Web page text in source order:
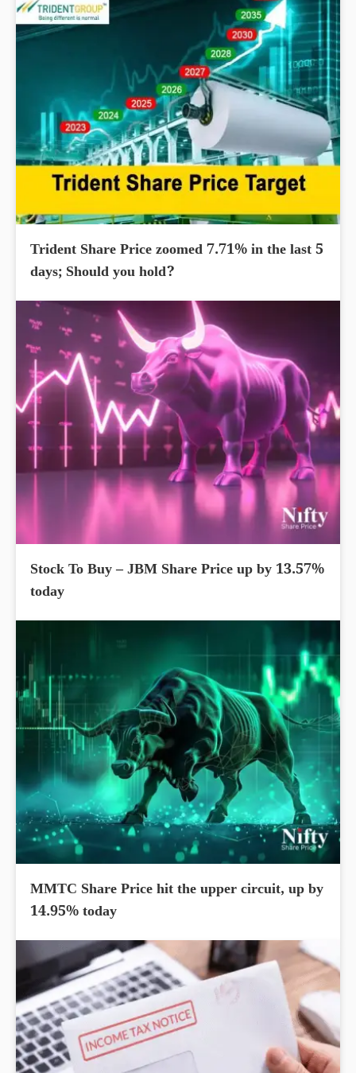
Trident Share Price zoomed 7.71% in the last 5
days; Should you hold?
Stock To Buy – JBM Share Price up by 13.57%
today
MMTC Share Price hit the upper circuit, up by
14.95% today